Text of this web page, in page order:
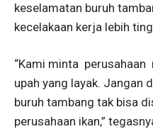
keselamatan buruh
kecelakaan kerja lebih
“Kami minta perusahaan
upah yang layak. Jangan
buruh tambang tak bisa
perusahaan ikan,”